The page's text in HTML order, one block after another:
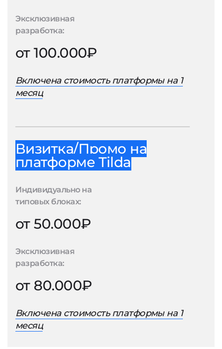
Эксклюзивная
разработка:
от 100.000₽
Включена стоимость платформы на 1
месяц
Визитка/Промо на
платформе Tilda
Индивидуально на
типовых блоках:
от 50.000₽
Эксклюзивная
разработка:
от 80.000₽
Включена стоимость платформы на 1
месяц